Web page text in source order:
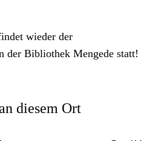
wieder der
der Bibliothek Mengede statt!
diesem Ort